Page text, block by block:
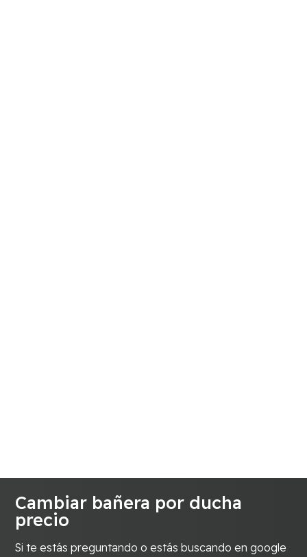
Cambiar bañera por ducha
precio
Si te estás preguntando o estás buscando en google